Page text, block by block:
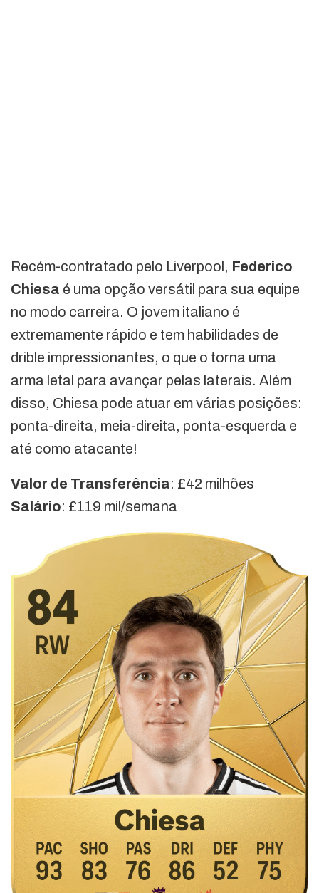
Recém-contratado pelo Liverpool, Federico
Chiesa é uma opção versátil para sua equipe
no modo carreira. O jovem italiano é
extremamente rápido e tem habilidades de
drible impressionantes, o que o torna uma
arma letal para avançar pelas laterais. Além
disso, Chiesa pode atuar em várias posições:
ponta-direita, meia-direita, ponta-esquerda e
até como atacante!
Valor de Transferência: £42 milhões
Salário: £119 mil/semana